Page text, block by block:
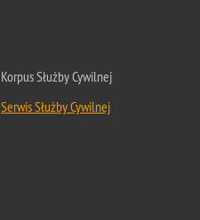
Korpus Służby Cywilnej
Serwis Służby Cywilnej